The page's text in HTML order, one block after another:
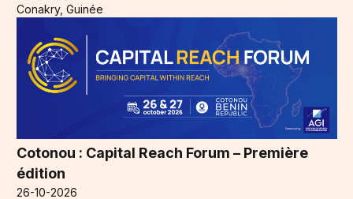
Conakry, Guinée
Cotonou : Capital Reach Forum – Première
édition
26-10-2026